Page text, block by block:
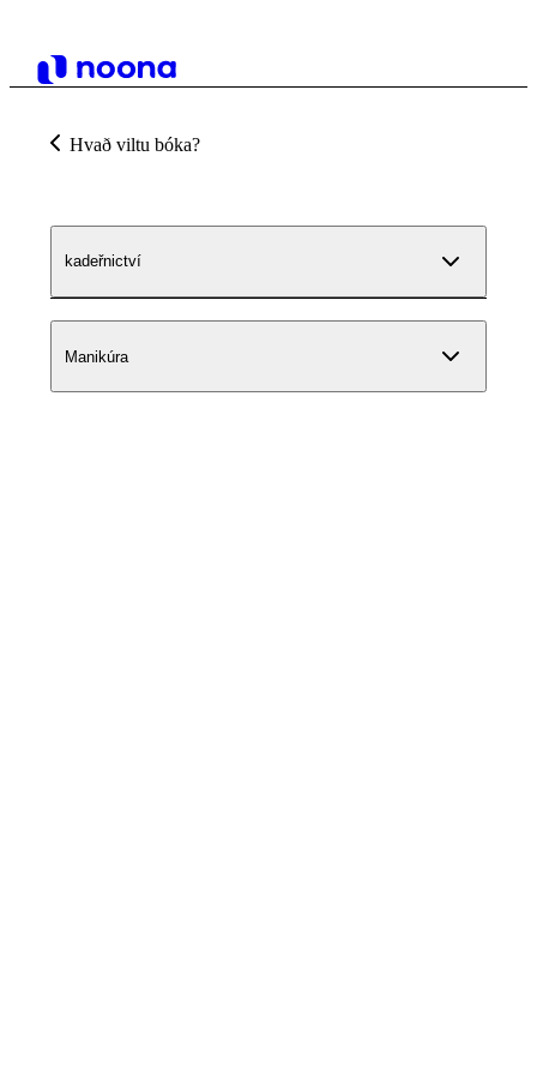
Hvað viltu bóka?
kadeřnictví
Manikúra